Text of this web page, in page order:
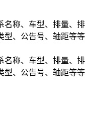
名称、车型、排量、排
型、公告号、轴距等等
名称、车型、排量、排
型、公告号、轴距等等